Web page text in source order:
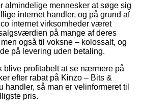
almindelige mennesker at søge sig
internet handler, og på grund af
internet virksomheder været
på mange af deres
også til voksne – kolossalt, og
på levering uden betaling.
blive profitabelt at se nærmere på
efter rabat på Kinzo – Bits &
så man er velinformeret til
pris.